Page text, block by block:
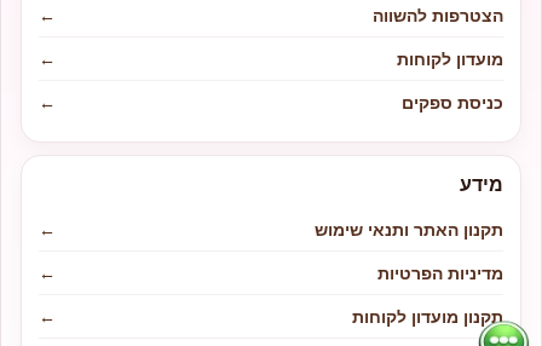
הצטרפות להשווה
←
מועדון לקוחות
←
כניסת ספקים
←
מידע
תקנון האתר ותנאי שימוש
←
מדיניות הפרטיות
←
תקנון מועדון לקוחות
←